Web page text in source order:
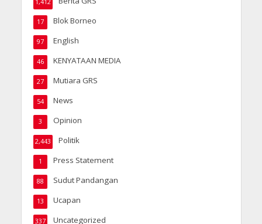
1,412
Blok Borneo
17
English
97
KENYATAAN MEDIA
46
Mutiara GRS
27
News
54
Opinion
3
Politik
2,443
Press Statement
1
Sudut Pandangan
88
Ucapan
13
Uncategorized
337